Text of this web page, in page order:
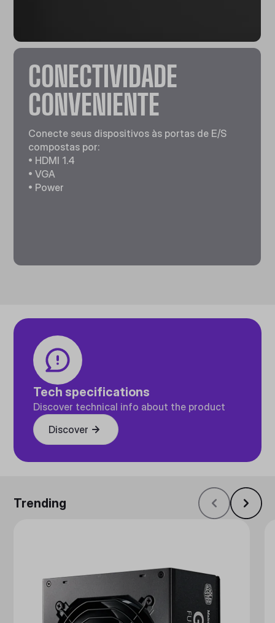
CONECTIVIDADE
CONVENIENTE
Conecte seus dispositivos às portas de E/S
compostas por:
• HDMI 1.4
• VGA
• Power
Tech specifications
Discover technical info about the product
Discover
Trending